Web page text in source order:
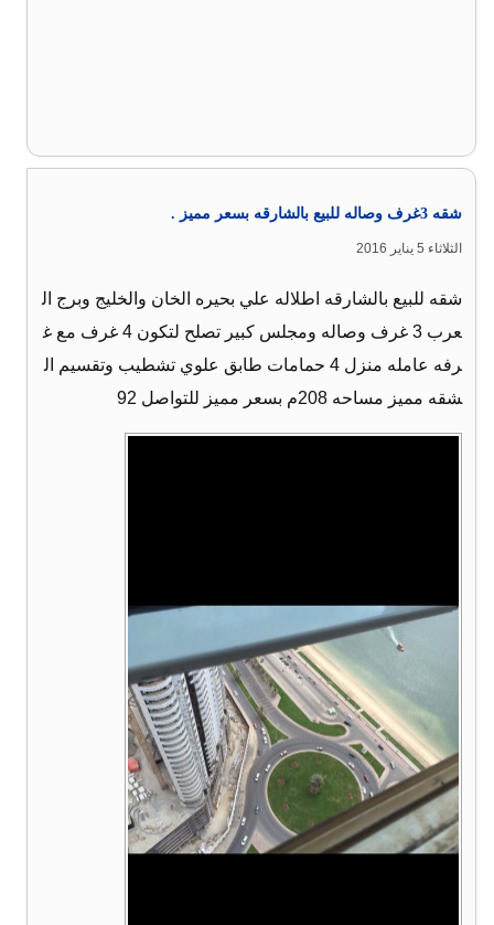
شقه 3غرف وصاله للبيع بالشارقه بسعر مميز .
الثلاثاء 5 يناير 2016
شقه للبيع بالشارقه اطلاله علي بحيره الخان والخليج وبرج ال
عرب 3 غرف وصاله ومجلس كبير تصلح لتكون 4 غرف مع غ
رفه عامله منزل 4 حمامات طابق علوي تشطيب وتقسيم ال
شقه مميز مساحه 208م بسعر مميز للتواصل 92